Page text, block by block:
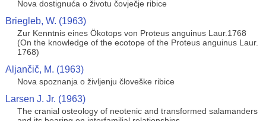
Nova dostignuća o životu čovječje ribice
Briegleb, W. (1963)
Zur Kenntnis eines Ökotops von Proteus anguinus Laur.1768
(On the knowledge of the ecotope of the Proteus anguinus Laur.
1768)
Aljančič, M. (1963)
Nova spoznanja o življenju človeške ribice
Larsen J. Jr. (1963)
The cranial osteology of neotenic and transformed salamanders